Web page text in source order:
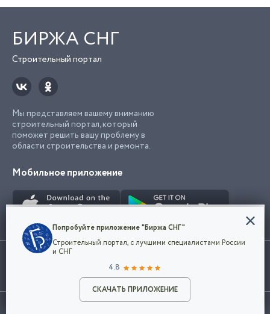
Разместить объявление
БИРЖА СНГ
Строительный портал
Мы представляем вашему вниманию
строительный портал, который
поможет решить вашу проблему в
области строительства и ремонта.
Мобильное приложение
Использование сайта, в том числе подача объявлений, означает
марки представленные на сайте являются собственностью их
©2026Биржа СНГ
Конфиденциальность
Мы используем файлы cookie, чтобы сделать
наш сайт удобным для каждого
Политикой конфиденциальности компании
и принимаете условия использования cookie.
Попробуйте приложение "Биржа СНГ"
Строительный портал, с лучшими специалистами России
и СНГ
4.8
СКАЧАТЬ ПРИЛОЖЕНИЕ